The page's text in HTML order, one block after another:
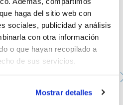
haga del sitio web con
sociales, publicidad y análisis
con otra información
o que hayan recopilado a
de sus servicios.
Mostrar detalles
resulta ventajoso durante la
duras o para obtener una
Además, incorpora una
que permite enfriar el
éste entre en contacto con el
cuenta con un tubo
y de manejo intuitivo.
ajustar una limitación de
sensibles a la temperatura o